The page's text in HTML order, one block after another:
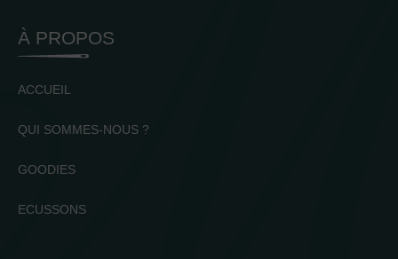
À PROPOS
ACCUEIL
QUI SOMMES-NOUS ?
GOODIES
ECUSSONS